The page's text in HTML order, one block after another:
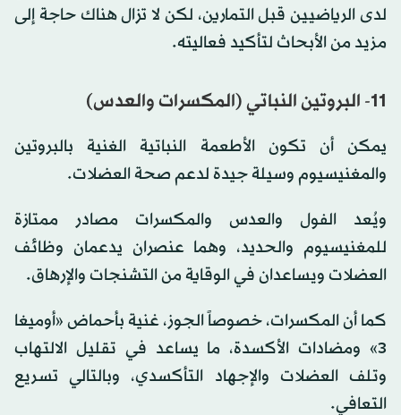
لدى الرياضيين قبل التمارين، لكن لا تزال هناك حاجة إلى
مزيد من الأبحاث لتأكيد فعاليته.
11- البروتين النباتي (المكسرات والعدس)
يمكن أن تكون الأطعمة النباتية الغنية بالبروتين
والمغنيسيوم وسيلة جيدة لدعم صحة العضلات.
ويُعد الفول والعدس والمكسرات مصادر ممتازة
للمغنيسيوم والحديد، وهما عنصران يدعمان وظائف
العضلات ويساعدان في الوقاية من التشنجات والإرهاق.
كما أن المكسرات، خصوصاً الجوز، غنية بأحماض «أوميغا
3» ومضادات الأكسدة، ما يساعد في تقليل الالتهاب
وتلف العضلات والإجهاد التأكسدي، وبالتالي تسريع
التعافي.